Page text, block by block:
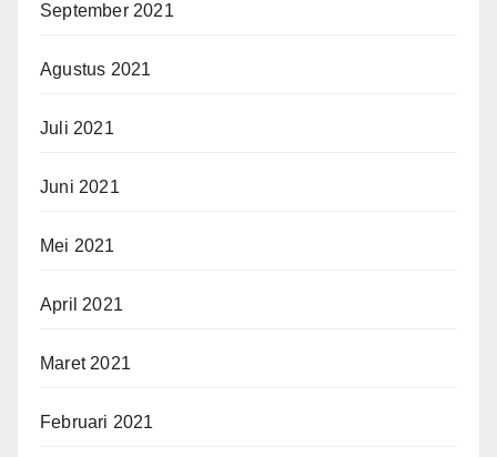
September 2021
Agustus 2021
Juli 2021
Juni 2021
Mei 2021
April 2021
Maret 2021
Februari 2021